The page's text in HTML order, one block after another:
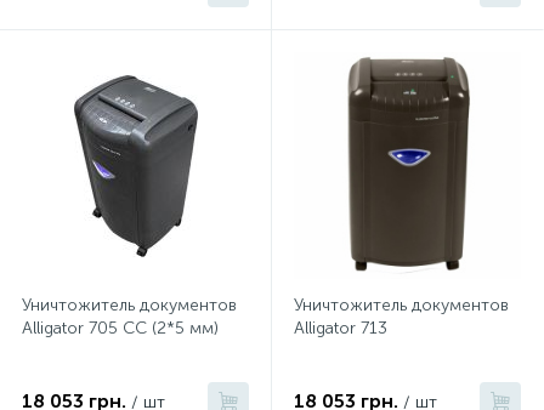
Уничтожитель документов
Alligator 705 CC (2*5 мм)
18 053 грн. / шт
Уничтожитель документов
Alligator 713
18 053 грн. / шт